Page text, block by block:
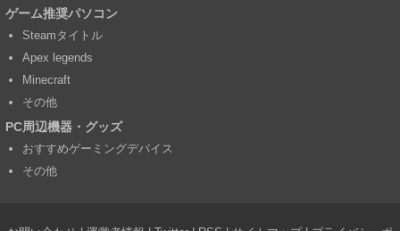
ゲーム推奨パソコン
Steamタイトル
Apex legends
Minecraft
その他
PC周辺機器・グッズ
おすすめゲーミングデバイス
その他